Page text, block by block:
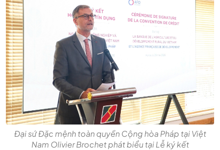
Đại sứ Đặc mệnh toàn quyền Cộng hòa Pháp tại Việt
Nam Olivier Brochet phát biểu tại Lễ ký kết